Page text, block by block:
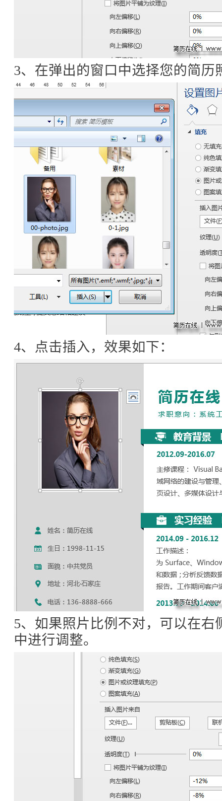
3、在弹出的窗口中选择您的简历
4、点击插入，效果如下：
5、如果照片比例不对，可以在右
中进行调整。